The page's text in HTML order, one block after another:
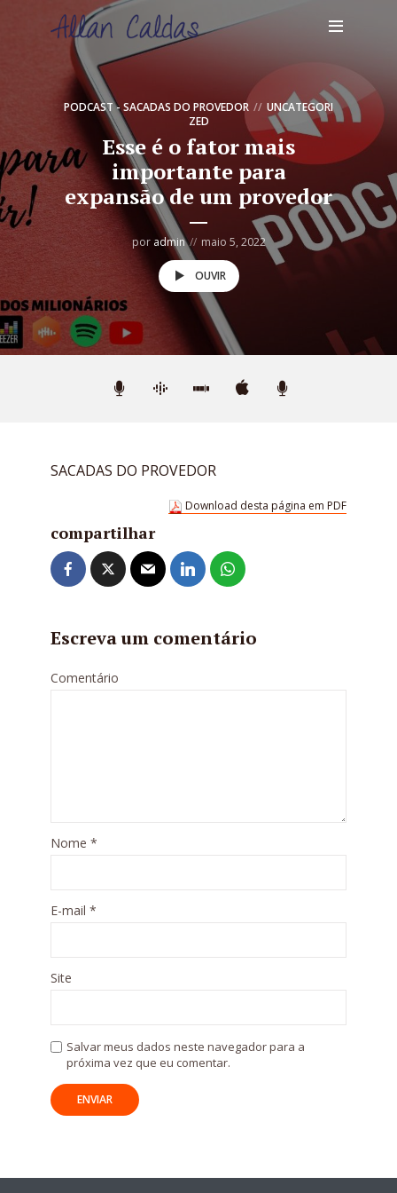
PODCAST - SACADAS DO PROVEDOR
UNCATEGORI
ZED
Esse é o fator mais
importante para
expansão de um provedor
por admin maio 5, 2022
OUVIR
SACADAS DO PROVEDOR
Download desta página em PDF
compartilhar
Escreva um comentário
Comentário
Nome *
E-mail *
Site
Salvar meus dados neste navegador para a
próxima vez que eu comentar.